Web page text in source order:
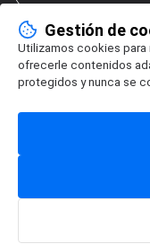
Gestión de
Utilizamos cookies para
ofrecerle contenidos
protegidos y nunca se